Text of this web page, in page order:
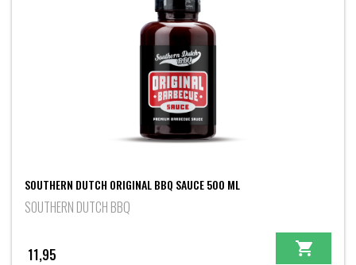
SOUTHERN DUTCH ORIGINAL BBQ SAUCE 500 ML
SOUTHERN DUTCH BBQ
11,95